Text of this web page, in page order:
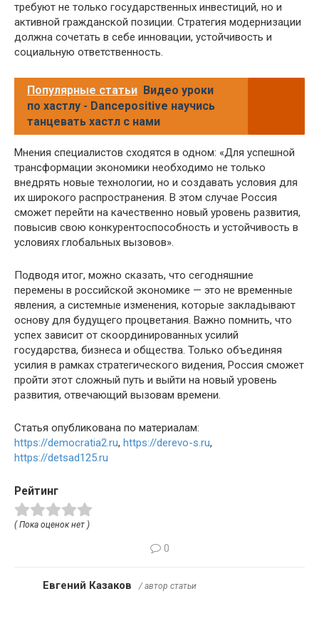
требуют не только государственных инвестиций, но и
активной гражданской позиции. Стратегия модернизации
должна сочетать в себе инновации, устойчивость и
социальную ответственность.
Популярные статьи Видео уроки
по хастлу - Dancepositive научись
танцевать хастл с нами
Мнения специалистов сходятся в одном: «Для успешной
трансформации экономики необходимо не только
внедрять новые технологии, но и создавать условия для
их широкого распространения. В этом случае Россия
сможет перейти на качественно новый уровень развития,
повысив свою конкурентоспособность и устойчивость в
условиях глобальных вызовов».
Подводя итог, можно сказать, что сегодняшние
перемены в российской экономике — это не временные
явления, а системные изменения, которые закладывают
основу для будущего процветания. Важно помнить, что
успех зависит от скоординированных усилий
государства, бизнеса и общества. Только объединяя
усилия в рамках стратегического видения, Россия сможет
пройти этот сложный путь и выйти на новый уровень
развития, отвечающий вызовам времени.
Статья опубликована по материалам:
https://democratia2.ru, https://derevo-s.ru,
https://detsad125.ru
Рейтинг
( Пока оценок нет )
0
Евгений Казаков / автор статьи